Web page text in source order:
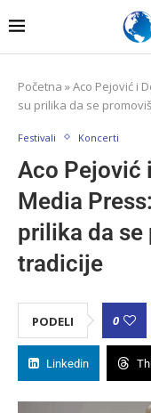
Početna »Aco Pejović i
su prilika da se
Festivali Koncerti
Aco Pejović
Media
prilika da
tradicije
PODELI 0
Linkedin